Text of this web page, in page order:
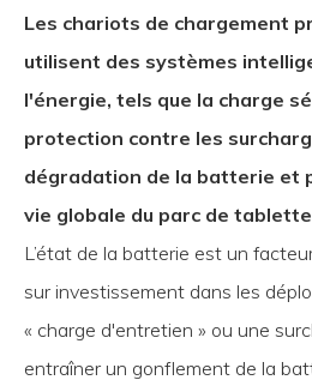
Les chariots de chargement
utilisent des systèmes
l'énergie, tels que la charge
protection contre les
dégradation de la batterie et
vie globale du parc de
L’état de la batterie est un
sur investissement dans les
« charge d'entretien » ou une
entraîner un gonflement de la